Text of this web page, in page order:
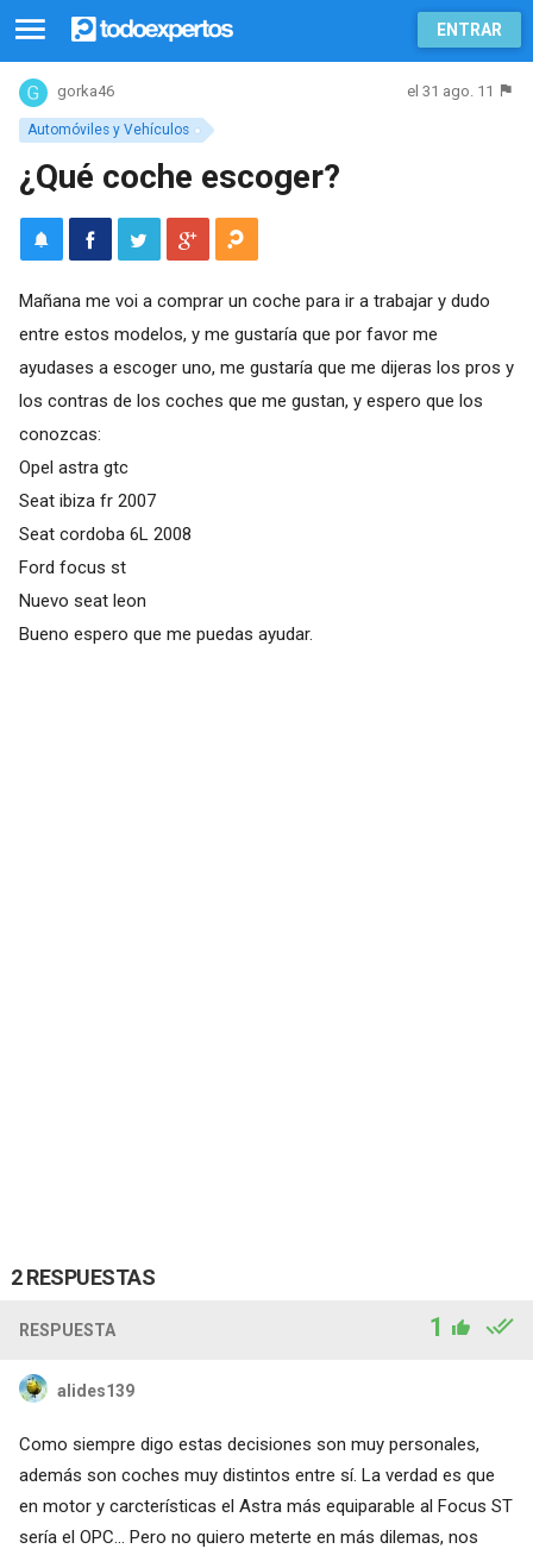
ENTRAR
Automóviles y Vehículos
gorka46 el 31 ago. 11
¿Qué coche escoger?
Mañana me voi a comprar un coche para ir a trabajar y dudo
entre estos modelos, y me gustaría que por favor me
ayudases a escoger uno, me gustaría que me dijeras los pros y
los contras de los coches que me gustan, y espero que los
conozcas:
Opel astra gtc
Seat ibiza fr 2007
Seat cordoba 6L 2008
Ford focus st
Nuevo seat leon
Bueno espero que me puedas ayudar.
2 RESPUESTAS
RESPUESTA 1
alides139
Como siempre digo estas decisiones son muy personales,
además son coches muy distintos entre sí. La verdad es que
en motor y carcterísticas el Astra más equiparable al Focus ST
sería el OPC... Pero no quiero meterte en más dilemas, nos